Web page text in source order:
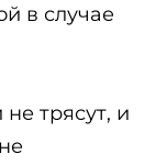
в случае
трясут, и